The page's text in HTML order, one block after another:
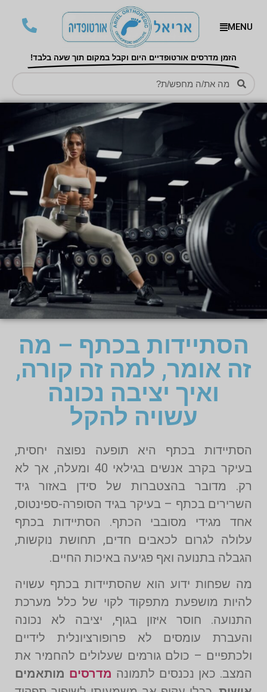
MENU
הזמן מדרסים אורטופדיים היום וקבל במקום תוך שעה בלבד!
הסתיידות בכתף – מה
זה אומר, למה זה קורה,
ואיך יציבה נכונה
עשויה להקל
הסתיידות בכתף היא תופעה נפוצה יחסית,
בעיקר בקרב אנשים בגילאי 40 ומעלה, אך לא
רק. מדובר בהצטברות של סידן באזור גיד
השרירים בכתף – בעיקר בגיד הסופרה-ספינטוס,
אחד מגידי מסובבי הכתף. הסתיידות בכתף
עלולה לגרום לכאבים חדים, תחושת נוקשות,
הגבלה בתנועה ואף פגיעה באיכות החיים.
מה שפחות ידוע הוא שהסתיידות בכתף עשויה
להיות מושפעת מתפקוד לקוי של כלל מערכת
התנועה. חוסר איזון בגוף, יציבה לא נכונה
והעברת עומסים לא פרופורציונלית לידיים
ולכתפיים – כולם גורמים שעלולים להחמיר את
המצב. כאן נכנסים לתמונה מדרסים מותאמים